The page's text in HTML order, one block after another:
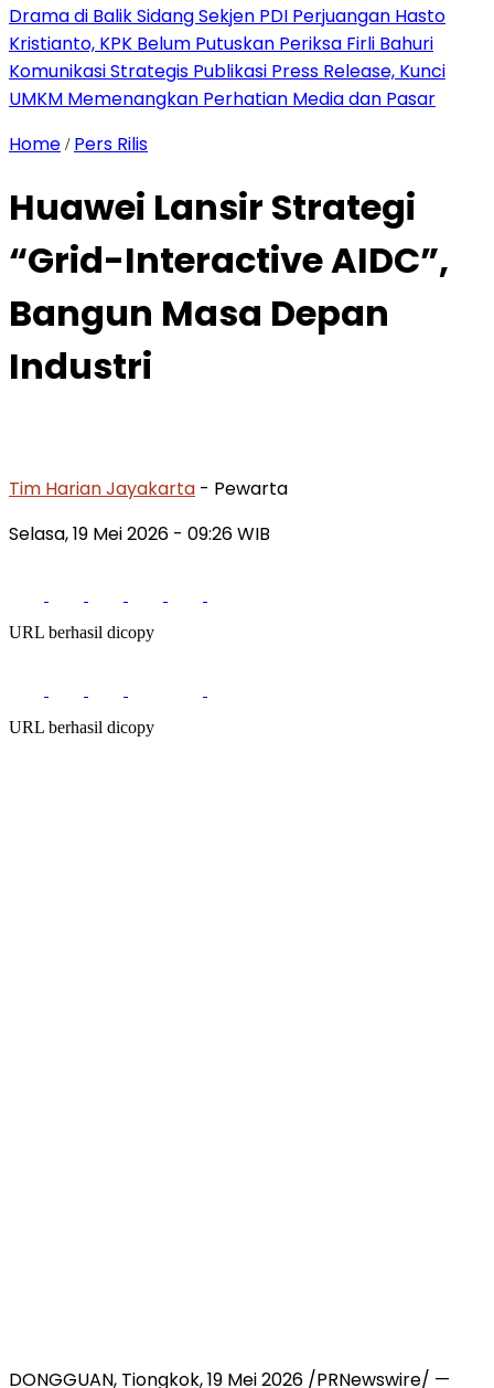
Drama di Balik Sidang Sekjen PDI Perjuangan Hasto
Kristianto, KPK Belum Putuskan Periksa Firli Bahuri
Komunikasi Strategis Publikasi Press Release, Kunci
UMKM Memenangkan Perhatian Media dan Pasar
Home / Pers Rilis
Huawei Lansir Strategi
“Grid-Interactive AIDC”,
Bangun Masa Depan
Industri
Tim Harian Jayakarta - Pewarta
Selasa, 19 Mei 2026 - 09:26 WIB
URL berhasil dicopy
URL berhasil dicopy
DONGGUAN, Tiongkok, 19 Mei 2026 /PRNewswire/ —